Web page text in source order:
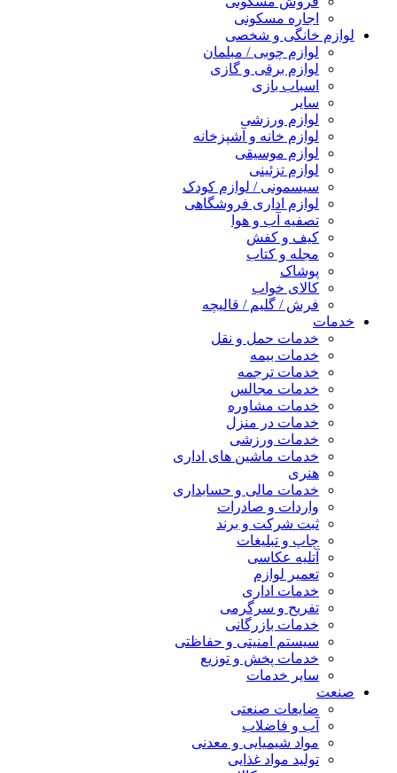
اجاره مسکونی
لوازم خانگی و شخصی
لوازم چوبی / مبلمان
لوازم برقی و گازی
اسباب بازی
سایر
لوازم ورزشی
لوازم خانه و آشپزخانه
لوازم موسیقی
لوازم تزئینی
سیسمونی / لوازم کودک
لوازم اداری فروشگاهی
تصفیه آب و هوا
کیف و کفش
مجله و کتاب
پوشاک
کالای خواب
فرش / گلیم / قالیچه
خدمات
خدمات حمل و نقل
خدمات بیمه
خدمات ترجمه
خدمات مجالس
خدمات مشاوره
خدمات در منزل
خدمات ورزشی
خدمات ماشین های اداری
هنری
خدمات مالی و حسابداری
واردات و صادرات
ثبت شرکت و برند
چاپ و تبلیغات
آتلیه عکاسی
تعمیر لوازم
خدمات اداری
تفریح و سرگرمی
خدمات بازرگانی
سیستم امنیتی و حفاظتی
خدمات پخش و توزیع
سایر خدمات
صنعت
ضایعات صنعتی
آب و فاضلاب
مواد شیمیایی و معدنی
تولید مواد غذایی